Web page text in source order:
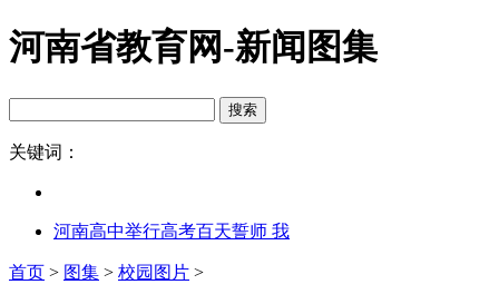
河南省教育网-新闻图集
关键词：
河南高中举行高考百天誓师 我
首页 > 图集 > 校园图片 >